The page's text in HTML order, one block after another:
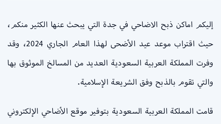
إليكم اماكن ذبح الاضاحي في جدة التي يبحث عنها الكثير منكم،
حيث اقتراب موعد عيد الأضحى لهذا العام الجاري 2024، وقد
وفرت المملكة العربية السعودية العديد من المسالخ الموثوق بها
والتي تقوم بالذبح وفق الشريعة الإسلامية.
قامت المملكة العربية السعودية بتوفير موقع الأضاحي الإلكتروني